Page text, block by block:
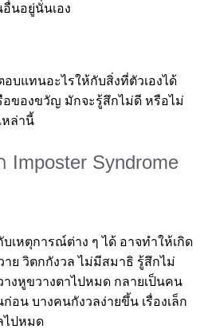
นอยู่นั่นเอง
บแทนอะไรให้กับสิ่งที่ตัวเองได้
อของขวัญ มักจะรู้สึกไม่ดี หรือไม่
หล่านี้
Imposter Syndrome
เหตุการณ์ต่าง ๆ ได้ อาจทำให้เกิด
ย วิตกกังวล ไม่มีสมาธิ รู้สึกไม่
างหูขวางตาไปหมด กลายเป็นคน
อน บางคนกังวลง่ายขึ้น เรื่องเล็ก
ไปหมด